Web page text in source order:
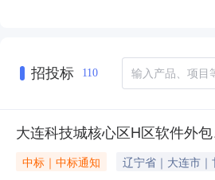
招投标 110
大连科技城核心区H区软件外
中标｜中标通知 辽宁省｜大连市｜